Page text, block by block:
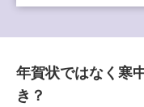
年賀状ではなく寒
き？